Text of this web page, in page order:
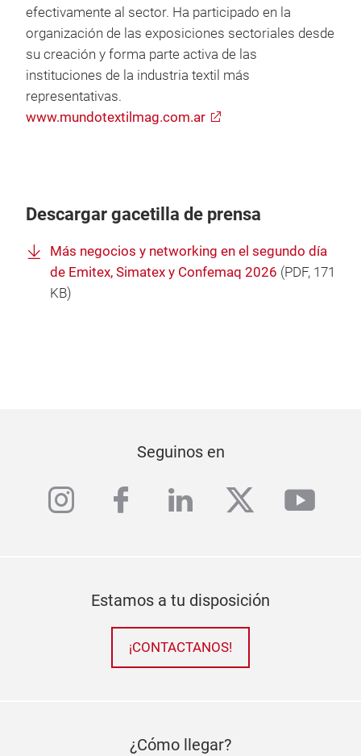
efectivamente al sector. Ha participado en la
organización de las exposiciones sectoriales desde
su creación y forma parte activa de las
instituciones de la industria textil más
representativas.
www.mundotextilmag.com.ar
Descargar gacetilla de prensa
Más negocios y networking en el segundo día
de Emitex, Simatex y Confemaq 2026 (PDF, 171
KB)
Seguinos en
instagram
facebook
linkedintwitter
Estamos a tu disposición
¡CONTACTANOS!
¿Cómo llegar?